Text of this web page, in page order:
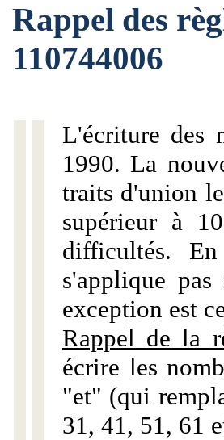
Rappel des
110744006
L'écriture des
1990. La
traits d'union
supérieur à
difficultés.
s'applique
exception est
Rappel de la
écrire les
"et" (qui
31, 41, 51, 61